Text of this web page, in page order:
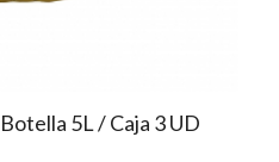
5L / Caja 3 UD